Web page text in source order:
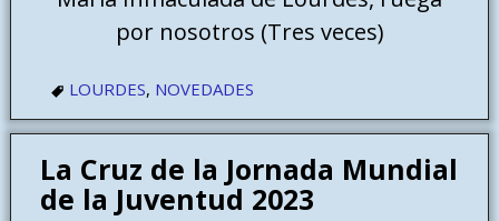
por nosotros (Tres veces)
LOURDES, NOVEDADES
La Cruz de la Jornada Mundial
de la Juventud 2023